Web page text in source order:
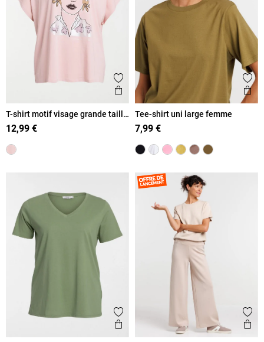
Ajouter aux favoris
Aperçu rapide
T-shirt motif visage grande taille
femme
12,99 €
Tee-shirt uni large femme
7,99 €
Ajouter aux favoris
Aperçu rapide